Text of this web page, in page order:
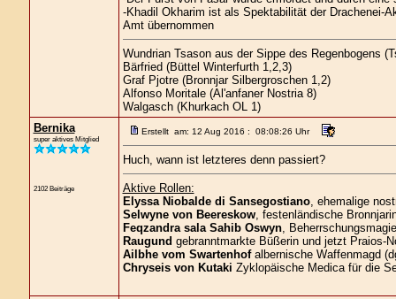
-Khadil Okharim ist als Spektabilität der Drachenei-
Amt übernommen
Wundrian Tsason aus der Sippe des Regenbogens
Bärfried (Büttel Winterfurth 1,2,3)
Graf Pjotre (Bronnjar Silbergroschen 1,2)
Alfonso Moritale (Al'anfaner Nostria 8)
Walgasch (Khurkach OL 1)
Bernika
super aktives Mitglied
2102 Beiträge
Erstellt am: 12 Aug 2016 : 08:08:26 Uhr
Huch, wann ist letzteres denn passiert?
Aktive Rollen:
Elyssa Niobalde di Sansegostiano, ehemalige
Selwyne von Beereskow, festenländische
Feqzandra sala Sahib Oswyn,
Raugund gebranntmarkte Büßerin und jetzt Praios-
Ailbhe vom Swartenhofalbernische Waffenmagd
Chryseis von Kutaki Zyklopäische Medica für die